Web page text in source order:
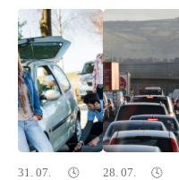
31. 07.
🕓
28. 07.
🕓